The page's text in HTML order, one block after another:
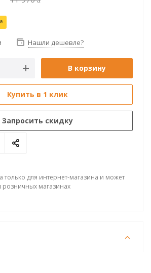
Нашли дешевле?
В корзину
Купить в 1 клик
Запросить скидку
только для интернет-магазина и может
розничных магазинах